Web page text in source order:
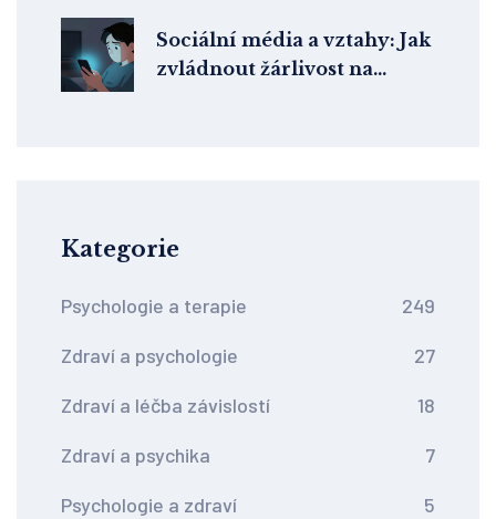
Sociální média a vztahy: Jak
zvládnout žárlivost na
Kategorie
Psychologie a terapie 249
Zdraví a psychologie 27
Zdraví a léčba závislostí 18
Zdraví a psychika 7
Psychologie a zdraví 5